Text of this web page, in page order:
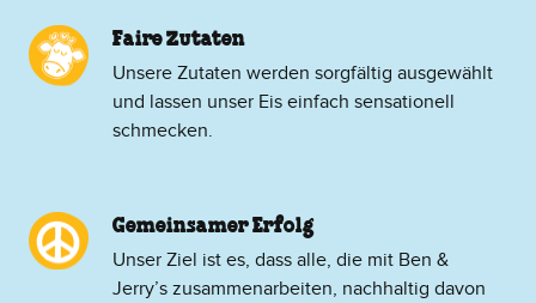
Faire Zutaten
Unsere Zutaten werden sorgfältig ausgewählt
und lassen unser Eis einfach sensationell
schmecken.
Gemeinsamer Erfolg
Unser Ziel ist es, dass alle, die mit Ben &
Jerry’s zusammenarbeiten, nachhaltig davon